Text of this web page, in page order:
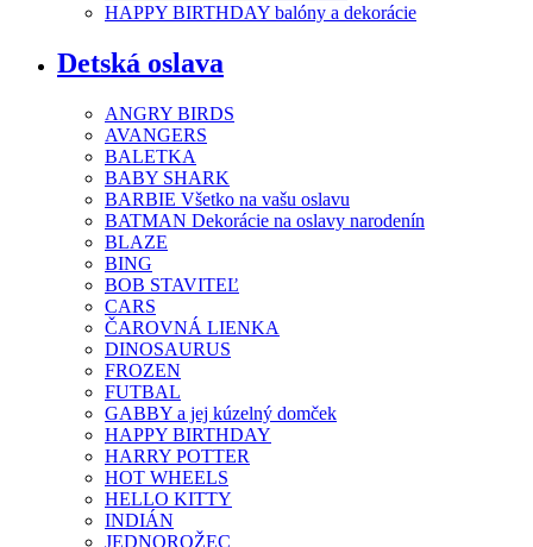
HAPPY BIRTHDAY balóny a dekorácie
Detská oslava
ANGRY BIRDS
AVANGERS
BALETKA
BABY SHARK
BARBIE Všetko na vašu oslavu
BATMAN Dekorácie na oslavy narodenín
BLAZE
BING
BOB STAVITEĽ
CARS
ČAROVNÁ LIENKA
DINOSAURUS
FROZEN
FUTBAL
GABBY a jej kúzelný domček
HAPPY BIRTHDAY
HARRY POTTER
HOT WHEELS
HELLO KITTY
INDIÁN
JEDNOROŽEC